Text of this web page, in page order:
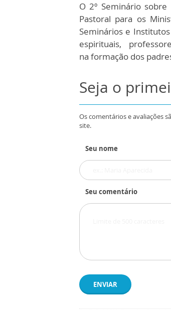
O 2º Seminário
Pastoral para os
Seminários e
espirituais,
na formação dos
Seja o
Os comentários e avaliações
site.
Seu nome
Seu comentário
ENVIAR